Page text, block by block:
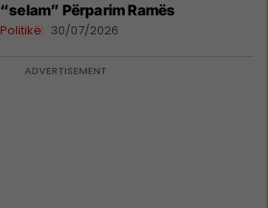
“selam” Përparim Ramës
Politikë 30/07/2026